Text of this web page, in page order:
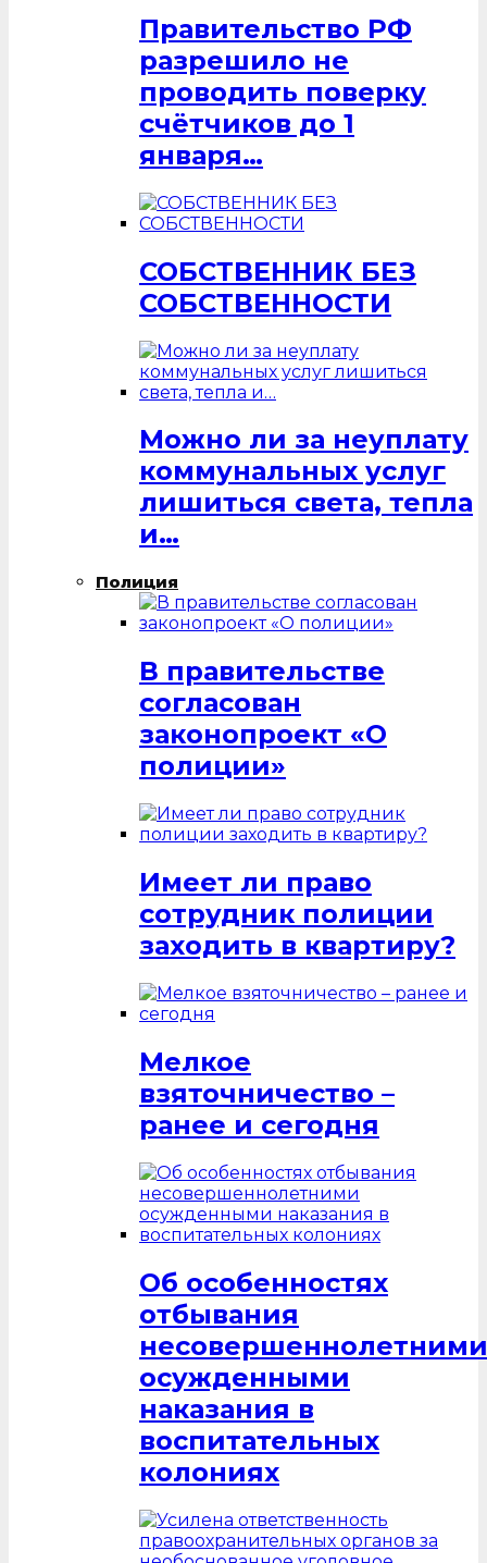
Правительство РФ
разрешило не
проводить поверку
счётчиков до 1
января…
СОБСТВЕННИК БЕЗ
СОБСТВЕННОСТИ
Можно ли за неуплату
коммунальных услуг
лишиться света, тепла
и…
Полиция
В правительстве
согласован
законопроект «О
полиции»
Имеет ли право
сотрудник полиции
заходить в квартиру?
Мелкое
взяточничество –
ранее и сегодня
Об особенностях
отбывания
несовершеннолетними
осужденными
наказания в
воспитательных
колониях